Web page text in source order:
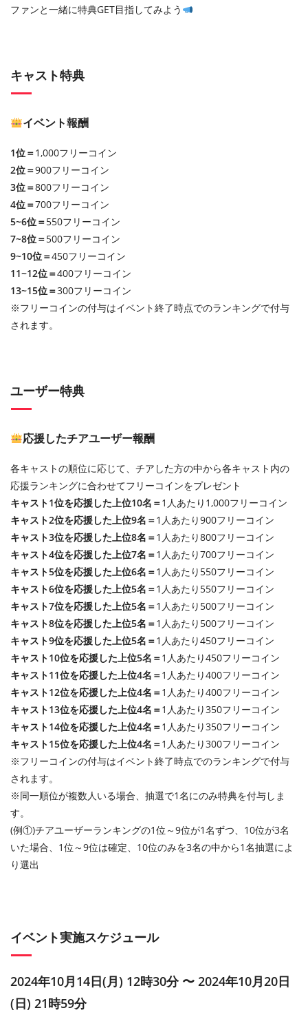
ファンと一緒に特典GET目指してみよう
キャスト特典
イベント報酬
1位＝1,000フリーコイン
2位＝900フリーコイン
3位＝800フリーコイン
4位＝700フリーコイン
5~6位＝550フリーコイン
7~8位＝500フリーコイン
9~10位＝450フリーコイン
11~12位＝400フリーコイン
13~15位＝300フリーコイン
※フリーコインの付与はイベント終了時点でのランキングで付与
されます。
ユーザー特典
応援したチアユーザー報酬
各キャストの順位に応じて、チアした方の中から各キャスト内の
応援ランキングに合わせてフリーコインをプレゼント
キャスト1位を応援した上位10名＝1人あたり1,000フリーコイン
キャスト2位を応援した上位9名＝1人あたり900フリーコイン
キャスト3位を応援した上位8名＝1人あたり800フリーコイン
キャスト4位を応援した上位7名＝1人あたり700フリーコイン
キャスト5位を応援した上位6名＝1人あたり550フリーコイン
キャスト6位を応援した上位5名＝1人あたり550フリーコイン
キャスト7位を応援した上位5名＝1人あたり500フリーコイン
キャスト8位を応援した上位5名＝1人あたり500フリーコイン
キャスト9位を応援した上位5名＝1人あたり450フリーコイン
キャスト10位を応援した上位5名＝1人あたり450フリーコイン
キャスト11位を応援した上位4名＝1人あたり400フリーコイン
キャスト12位を応援した上位4名＝1人あたり400フリーコイン
キャスト13位を応援した上位4名＝1人あたり350フリーコイン
キャスト14位を応援した上位4名＝1人あたり350フリーコイン
キャスト15位を応援した上位4名＝1人あたり300フリーコイン
※フリーコインの付与はイベント終了時点でのランキングで付与
されます。
※同一順位が複数人いる場合、抽選で1名にのみ特典を付与しま
す。
(例①)チアユーザーランキングの1位～9位が1名ずつ、10位が3名
いた場合、1位～9位は確定、10位のみを3名の中から1名抽選によ
り選出
イベント実施スケジュール
2024年10月14日(月) 12時30分 〜 2024年10月20日
(日) 21時59分